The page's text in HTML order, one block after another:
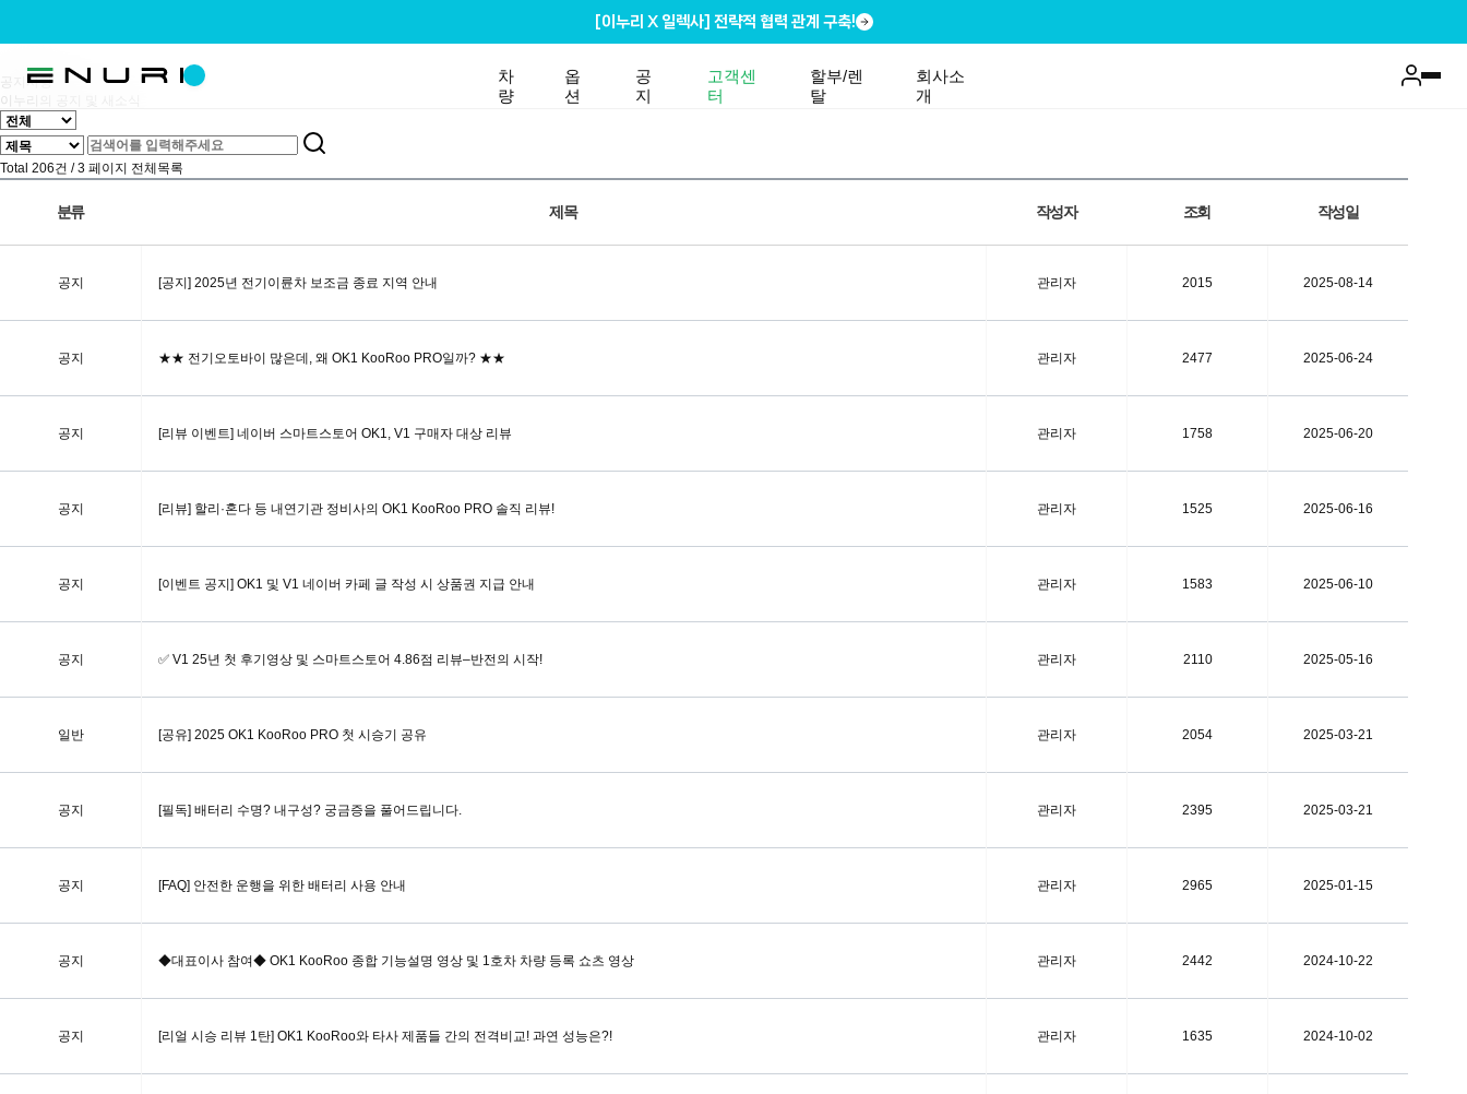
[이누리 X 일렉사] 전략적 협력 관계 구축!
차
량
옵
션
공
지
고객센
터
할부/렌
탈
회사소
개
공지사항
이누리의 공지 및 새소식
Total 206건 / 3 페이지 전체목록
분류 제목 작성자 조회 작성일
공지 [공지] 2025년 전기이륜차 보조금 종료 지역 안내 관리자 2015 2025-08-14
공지 ★★ 전기오토바이 많은데, 왜 OK1 KooRoo PRO일까? ★★ 관리자 2477 2025-06-24
공지 [리뷰 이벤트] 네이버 스마트스토어 OK1, V1 구매자 대상 리뷰 관리자 1758 2025-06-20
공지 [리뷰] 할리·혼다 등 내연기관 정비사의 OK1 KooRoo PRO 솔직 리뷰! 관리자 1525 2025-06-16
공지 [이벤트 공지] OK1 및 V1 네이버 카페 글 작성 시 상품권 지급 안내 관리자 1583 2025-06-10
공지 ✅ V1 25년 첫 후기영상 및 스마트스토어 4.86점 리뷰–반전의 시작! 관리자 2110 2025-05-16
일반 [공유] 2025 OK1 KooRoo PRO 첫 시승기 공유 관리자 2054 2025-03-21
공지 [필독] 배터리 수명? 내구성? 궁금증을 풀어드립니다. 관리자 2395 2025-03-21
공지 [FAQ] 안전한 운행을 위한 배터리 사용 안내 관리자 2965 2025-01-15
공지 ◆대표이사 참여◆ OK1 KooRoo 종합 기능설명 영상 및 1호차 차량 등록 쇼츠 영상 관리자 2442 2024-10-22
공지 [리얼 시승 리뷰 1탄] OK1 KooRoo와 타사 제품들 간의 전격비교! 과연 성능은?! 관리자 1635 2024-10-02